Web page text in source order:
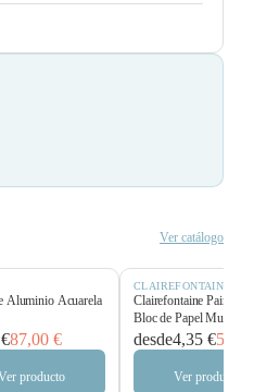
Ver catálogo
Aluminio Acuarela
87,00 €
producto
CLAIREFONTAINE
Clairefontaine
Bloc de Papel
250 g/m²
desde4,35 €5,80
Ver producto